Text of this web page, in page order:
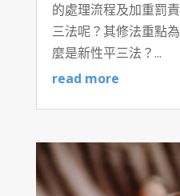
的處理流程及加重罰
三法呢？其修法重點
麼是新性平三法？...
read more